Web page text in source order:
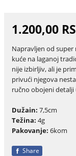
1.200,00
Napravljen od super
kuće na laganoj
nije izbirljiv, ali je
privući njegova
ručno obojeni detalji
Dužain: 7,5cm
Težina: 4g
Pakovanje: 6kom
Share